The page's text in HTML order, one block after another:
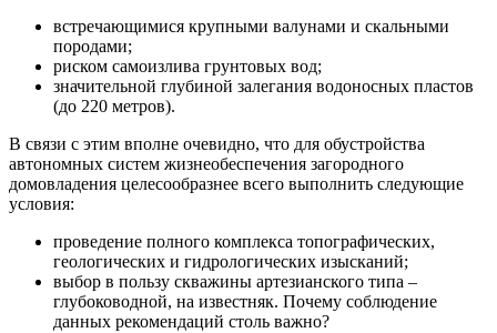
встречающимися крупными валунами и скальными
породами;
риском самоизлива грунтовых вод;
значительной глубиной залегания водоносных пластов
(до 220 метров).
В связи с этим вполне очевидно, что для обустройства
автономных систем жизнеобеспечения загородного
домовладения целесообразнее всего выполнить следующие
условия:
проведение полного комплекса топографических,
геологических и гидрологических изысканий;
выбор в пользу скважины артезианского типа –
глубоководной, на известняк. Почему соблюдение
данных рекомендаций столь важно?